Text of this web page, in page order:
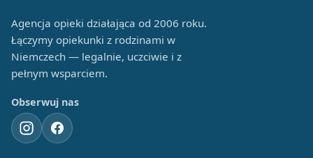
Agencja opieki działająca od 2006 roku.
Łączymy opiekunki z rodzinami w
Niemczech — legalnie, uczciwie i z
pełnym wsparciem.
Obserwuj nas